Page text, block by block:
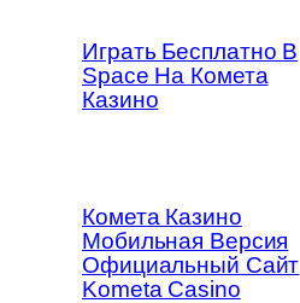
Играть Бесплатно В
Space На Комета
Казино
Комета Казино
Мобильная Версия
Официальный Сайт
Kometa Casino